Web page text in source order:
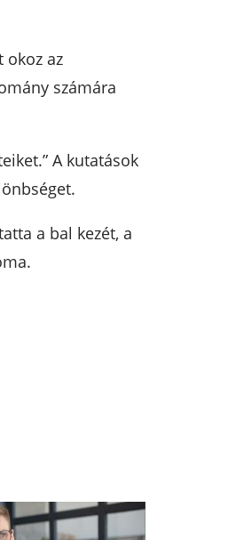
okoz az
számára
A kutatások
a bal kezét, a